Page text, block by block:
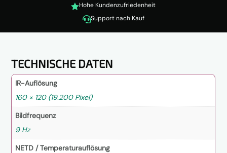
Hohe Kundenzufriedenheit
Support nach Kauf
TECHNISCHE DATEN
IR-Auflösung
160 × 120 (19.200 Pixel)
Bildfrequenz
9 Hz
NETD / Temperaturauflösung